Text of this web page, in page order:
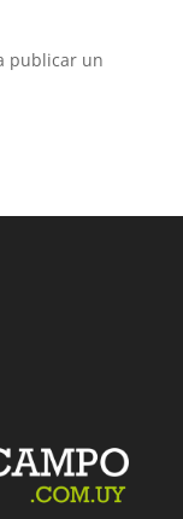
publicar un